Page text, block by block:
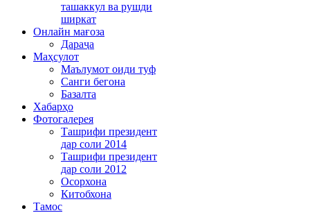
ташаккул ва рушди
ширкат
Онлайн мағоза
Дараҷа
Маҳсулот
Маълумот оиди туф
Санги бегона
Базалта
Хабарҳо
Фотогалерея
Ташрифи президент
дар соли 2014
Ташрифи президент
дар соли 2012
Осорхона
Китобхона
Тамос